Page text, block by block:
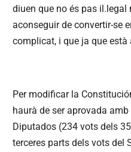
diuen que no és pas
aconseguir de convertir-se
complicat, i que ja que
Per modificar la
haurà de ser aprovada
Diputados (234 vots dels
terceres parts dels vots del